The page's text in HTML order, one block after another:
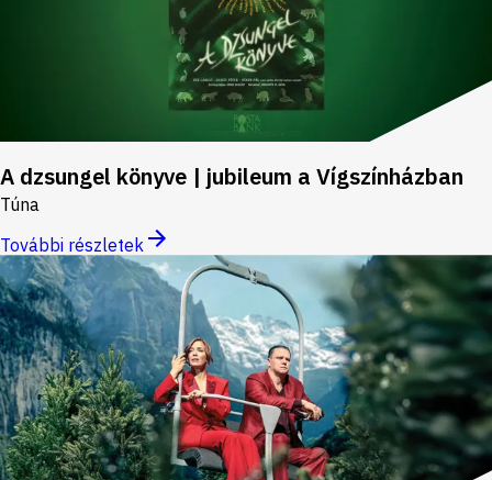
A dzsungel könyve | jubileum a Vígszínházban
Túna
További részletek